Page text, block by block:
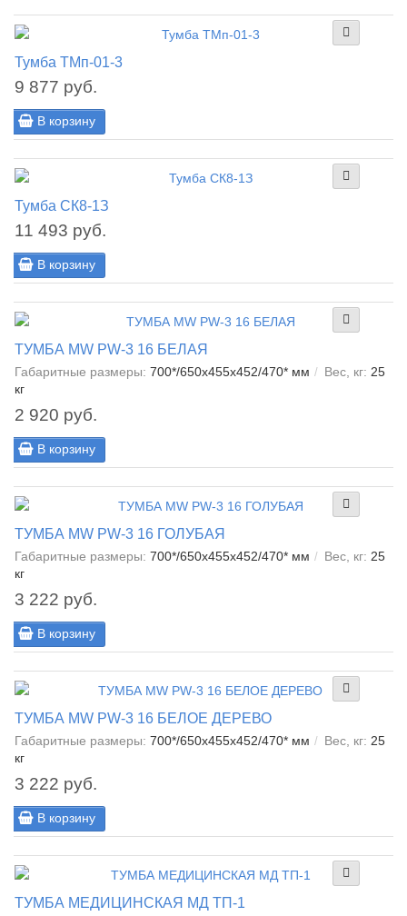
Тумба ТМп-01-3
9 877 руб.
В корзину
Тумба СК8-1З
11 493 руб.
В корзину
ТУМБА MW PW-3 16 БЕЛАЯ
Габаритные размеры: 700*/650x455x452/470* мм Вес, кг: 25
кг
2 920 руб.
В корзину
ТУМБА MW PW-3 16 ГОЛУБАЯ
Габаритные размеры: 700*/650x455x452/470* мм Вес, кг: 25
кг
3 222 руб.
В корзину
ТУМБА MW PW-3 16 БЕЛОЕ ДЕРЕВО
Габаритные размеры: 700*/650x455x452/470* мм Вес, кг: 25
кг
3 222 руб.
В корзину
ТУМБА МЕДИЦИНСКАЯ МД ТП-1